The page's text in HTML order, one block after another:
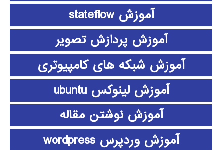
آموزش stateflow
آموزش پردازش تصویر
آموزش شبکه های کامپیوتری
آموزش لینوکس ubuntu
آموزش نوشتن مقاله
آموزش وردپرس wordpress